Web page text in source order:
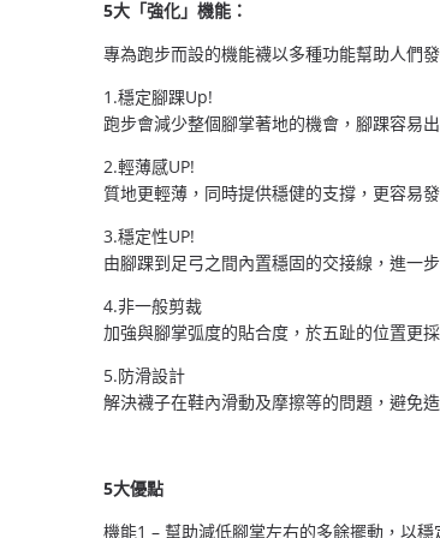
5大「強化」機能：
專為跑步而設的機能襪以多種功能幫助人們
1.穩定腳踝Up!
跑步會減少整個腳掌著地的機會，腳踝容易
2.輕薄感UP!
質地更輕薄，同時提供穩健的支撐，更容易
3.穩定性UP!
由腳踝到足弓之間內置穩固的交接線，進一
4.非一般剪裁
加強與腳掌弧度的貼合度，於五趾的位置更
5.防滑設計
解決襪子在鞋內滑動及摩擦等的問題，避免
5大優點
機能1 – 幫助減低腳掌左右的多餘擺動，以穩